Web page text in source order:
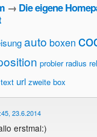
→ Die eigene
auto boxen
probier radius
text url zweite box
23.6.2014
erstmal:)